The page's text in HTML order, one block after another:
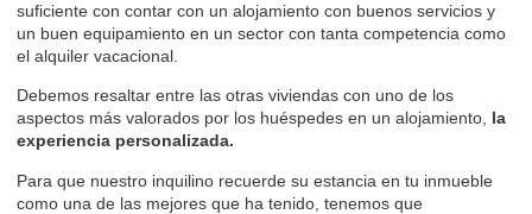
suficiente con contar con un alojamiento con buenos servicios y
un buen equipamiento en un sector con tanta competencia como
el alquiler vacacional.
Debemos resaltar entre las otras viviendas con uno de los
aspectos más valorados por los huéspedes en un alojamiento, la
experiencia personalizada.
Para que nuestro inquilino recuerde su estancia en tu inmueble
como una de las mejores que ha tenido, tenemos que